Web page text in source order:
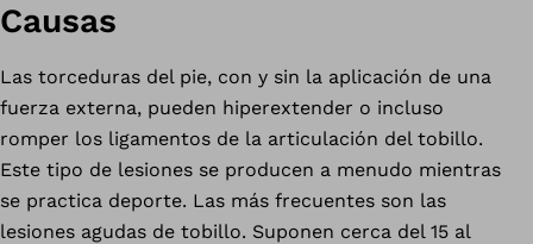
Causas
Las torceduras del pie, con y sin la aplicación de una
fuerza externa, pueden hiperextender o incluso
romper los ligamentos de la articulación del tobillo.
Este tipo de lesiones se producen a menudo mientras
se practica deporte. Las más frecuentes son las
lesiones agudas de tobillo. Suponen cerca del 15 al